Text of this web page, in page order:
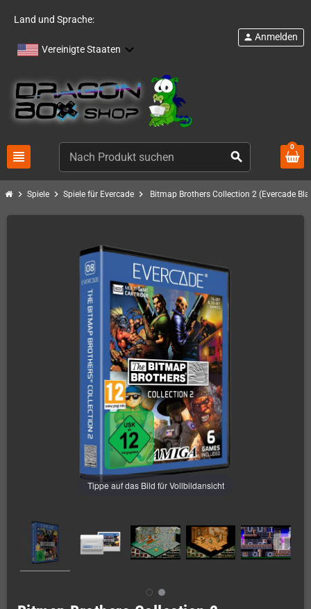
Land und Sprache:
Vereinigte Staaten
view_headline search
person Anmelden
0
chevron_right Spiele chevron_right Spiele für Evercade chevron_right Bitmap Brothers Collection 2 (Evercade
Tippe auf das Bild für Vollbildansicht